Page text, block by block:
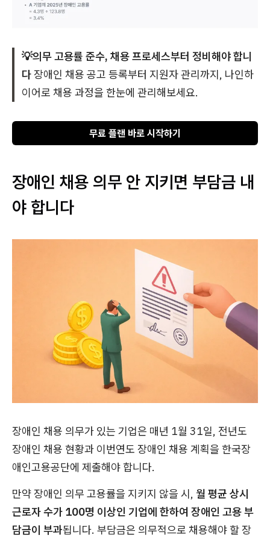
💡의무 고용률 준수, 채용 프로세스부터 정비해야 합니
다 장애인 채용 공고 등록부터 지원자 관리까지, 나인하
이어로 채용 과정을 한눈에 관리해보세요.
무료 플랜 바로 시작하기
장애인 채용 의무 안 지키면 부담금 내
야 합니다
장애인 채용 의무가 있는 기업은 매년 1월 31일, 전년도
장애인 채용 현황과 이번연도 장애인 채용 계획을 한국장
애인고용공단에 제출해야 합니다.
만약 장애인 의무 고용률을 지키지 않을 시, 월 평균 상시
근로자 수가 100명 이상인 기업에 한하여 장애인 고용 부
담금이 부과됩니다. 부담금은 의무적으로 채용해야 할 장